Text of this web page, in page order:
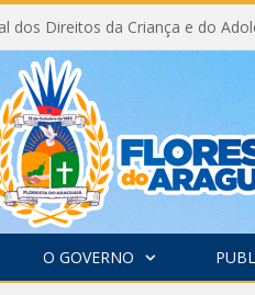
O GOVERNO